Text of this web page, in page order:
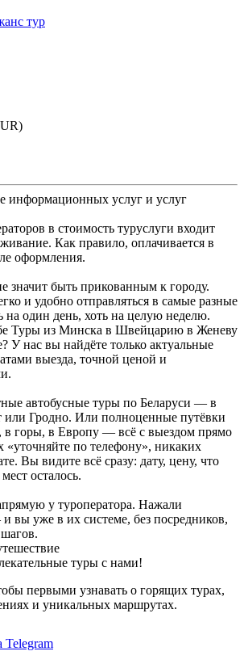
тур
информационных услуг и услуг
в стоимость туруслуги входит
Как правило, оплачивается в
оформления.
быть прикованным к городу.
и удобно отправляться в самые разные
на один день, хоть на целую неделю.
Туры из Минска в Швейцарию в Женеву
У нас вы найдёте только актуальные
выезда, точной ценой и
автобусные туры по Беларуси — в
Гродно. Или полноценные путёвки
в горы, в Европу — всё с выездом прямо
по телефону», никаких
Вы видите всё сразу: дату, цену, что
осталось.
у туроператора. Нажали
вы уже в их системе, без посредников,
туры с нами!
первыми узнавать о горящих турах,
и уникальных маршрутах.
Telegram